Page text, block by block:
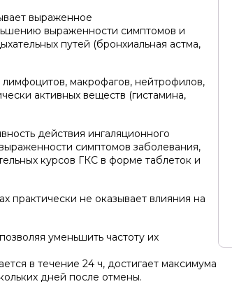
выраженное
выраженности симптомов и
путей (бронхиальная астма,
макрофагов, нейтрофилов,
активных веществ (гистамина,
действия ингаляционного
симптомов заболевания,
курсов ГКС в форме таблеток и
практически не оказывает влияния на
уменьшить частоту их
в течение 24 ч, достигает максимума
дней после отмены.